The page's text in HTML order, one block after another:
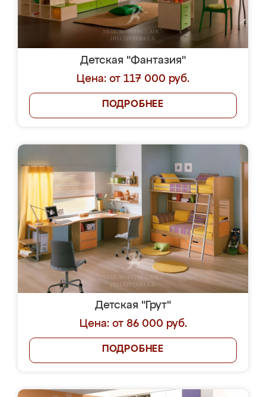
Детская "Фантазия"
Цена: от 117 000 руб.
ПОДРОБНЕЕ
Детская "Грут"
Цена: от 86 000 руб.
ПОДРОБНЕЕ